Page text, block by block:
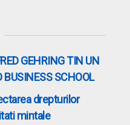
GEHRING TIN UN
BUSINESS SCHOOL
drepturilor
mintale